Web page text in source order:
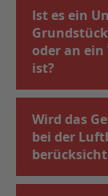
Ist es ein
oder an ein
ist?
Wird das
bei der